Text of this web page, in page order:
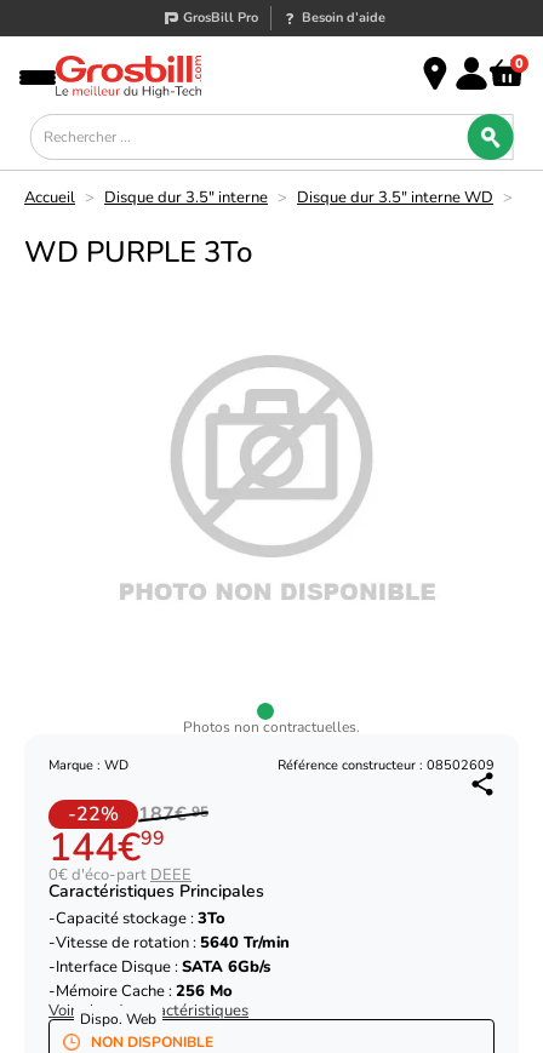
GrosBill Pro Besoin d’aide
0
Accueil > Disque dur 3.5" interne > Disque dur 3.5" interne WD >
WD PURPLE 3To
Photos non contractuelles.
Marque : WD Référence constructeur : 08502609
-22% 187€ 95
144€99
0€ d'éco-part DEEE
Caractéristiques Principales
Capacité stockage :3To
Vitesse de rotation :5640 Tr/min
Interface Disque :SATA 6Gb/s
Mémoire Cache :256 Mo
Voir plus de caractéristiques
Dispo. Web
NON DISPONIBLE